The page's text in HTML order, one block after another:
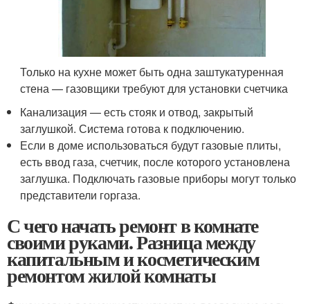
Только на кухне может быть одна заштукатуренная
стена — газовщики требуют для установки счетчика
Канализация — есть стояк и отвод, закрытый
заглушкой. Система готова к подключению.
Если в доме использоваться будут газовые плиты,
есть ввод газа, счетчик, после которого установлена
заглушка. Подключать газовые приборы могут только
представители горгаза.
С чего начать ремонт в комнате
своими руками. Разница между
капитальным и косметическим
ремонтом жилой комнаты